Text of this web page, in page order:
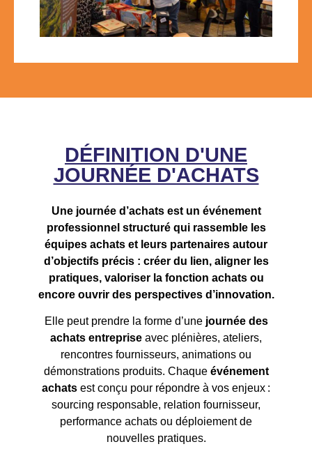
DÉFINITION D'UNE
JOURNÉE D'ACHATS
Une journée d’achats est un événement
professionnel structuré qui rassemble les
équipes achats et leurs partenaires autour
d’objectifs précis : créer du lien, aligner les
pratiques, valoriser la fonction achats ou
encore ouvrir des perspectives d’innovation.
Elle peut prendre la forme d’une journée des
achats entreprise avec plénières, ateliers,
rencontres fournisseurs, animations ou
démonstrations produits. Chaque événement
achats est conçu pour répondre à vos enjeux :
sourcing responsable, relation fournisseur,
performance achats ou déploiement de
nouvelles pratiques.